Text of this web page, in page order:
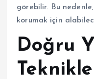
görebilir. Bu
korumak için
Doğru